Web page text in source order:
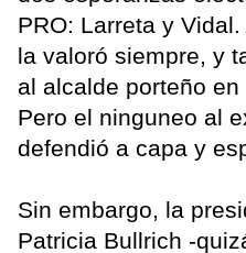
PRO: Larreta y
la valoró siempre, y
al alcalde porteño
Pero el ninguneo al
defendió a capa y
Sin embargo, la
Patricia Bullrich -